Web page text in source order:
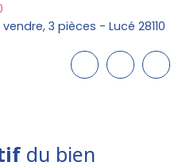
3 pièces - Lucé 28110
du bien